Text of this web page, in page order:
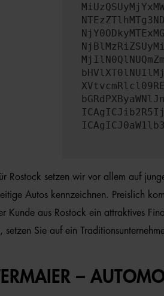
Rostock setzen wir vor allem auf
Autos kennzeichnen. Preislich
Kunde aus Rostock ein attraktives
setzen Sie auf ein
–